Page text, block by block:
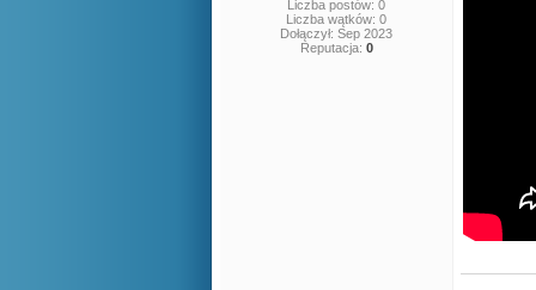
Liczba postów: 0
Liczba wątków: 0
Dołączył: Sep 2023
Reputacja: 0